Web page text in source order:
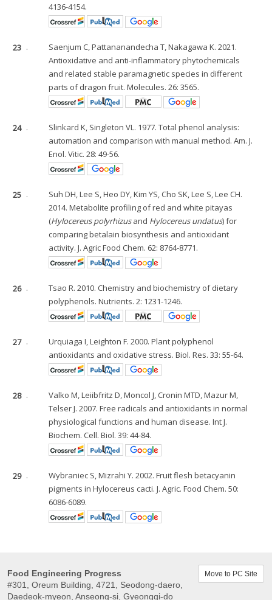
4136-4154.
23 .
Saenjum C, Pattananandecha T, Nakagawa K. 2021.
Antioxidative and anti-inflammatory phytochemicals
and related stable paramagnetic species in different
parts of dragon fruit. Molecules. 26: 3565.
24 .
Slinkard K, Singleton VL. 1977. Total phenol analysis:
automation and comparison with manual method. Am. J.
Enol. Vitic. 28: 49-56.
25 .
Suh DH, Lee S, Heo DY, Kim YS, Cho SK, Lee S, Lee CH.
2014. Metabolite profiling of red and white pitayas
(Hylocereus polyrhizusand Hylocereus undatus) for
comparing betalain biosynthesis and antioxidant
activity. J. Agric Food Chem. 62: 8764-8771.
26 .
Tsao R. 2010. Chemistry and biochemistry of dietary
polyphenols. Nutrients. 2: 1231-1246.
27 .
Urquiaga I, Leighton F. 2000. Plant polyphenol
antioxidants and oxidative stress. Biol. Res. 33: 55-64.
28 .
Valko M, Leiibfritz D, Moncol J, Cronin MTD, Mazur M,
Telser J. 2007. Free radicals and antioxidants in normal
physiological functions and human disease. Int J.
Biochem. Cell. Biol. 39: 44-84.
29 .
Wybraniec S, Mizrahi Y. 2002. Fruit flesh betacyanin
pigments in Hylocereus cacti. J. Agric. Food Chem. 50:
6086-6089.
Food Engineering Progress
#301, Oreum Building, 4721, Seodong-daero,
Daedeok-myeon, Anseong-si, Gyeonggi-do
Move to PC Site